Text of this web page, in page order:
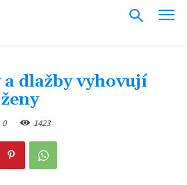
dlažby vyhovují
0 1423